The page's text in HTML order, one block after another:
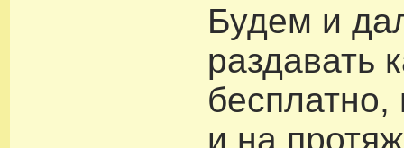
Будем и
раздавать
и на